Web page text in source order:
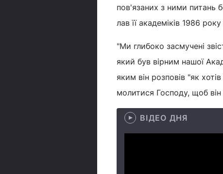
пов'язаних з ними питань
лав її академіків 1986
"Ми глибоко засмучені
який був вірним нашої
яким він розповів "як
молитися Господу, щоб
ВІДЕО ДНЯ